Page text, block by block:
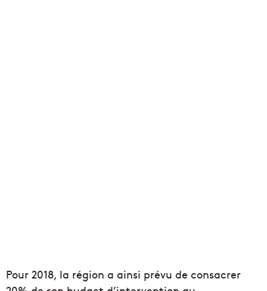
Pour 2018, la région a ainsi prévu de consacrer